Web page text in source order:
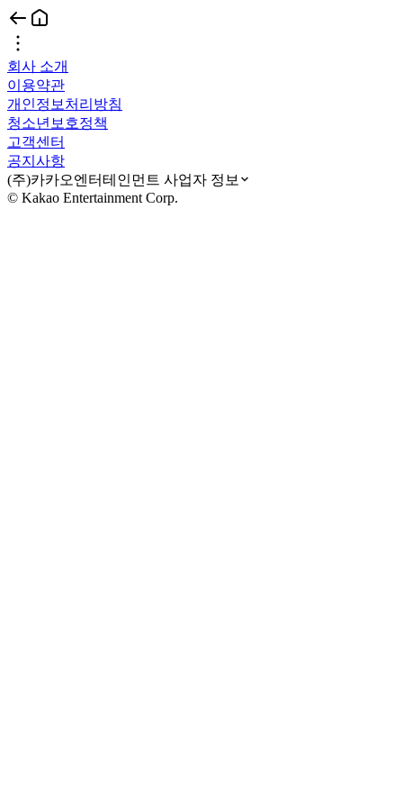
회사 소개
이용약관
개인정보처리방침
청소년보호정책
고객센터
공지사항
(주)카카오엔터테인먼트 사업자 정보
© Kakao Entertainment Corp.